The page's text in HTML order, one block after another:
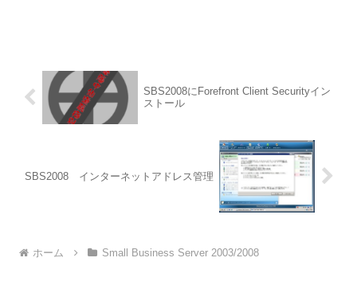
SBS2008にForefront Client Securityイン
ストール
SBS2008 インターネットアドレス管理
ホーム Small Business Server 2003/2008